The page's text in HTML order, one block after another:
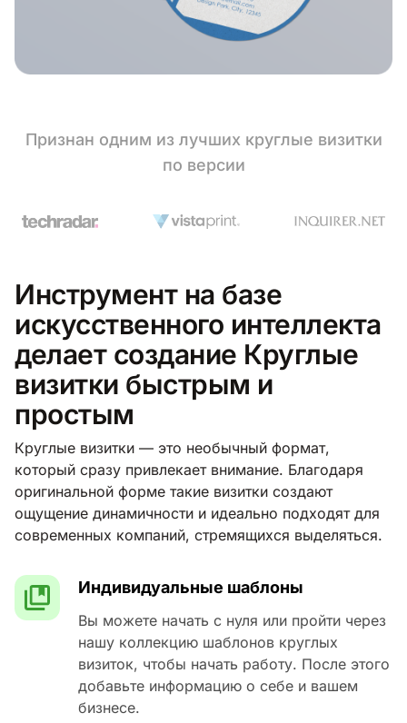
Признан одним из лучших круглые визитки
по версии
Инструмент на базе
искусственного интеллекта
делает создание Круглые
визитки быстрым и
простым
Круглые визитки — это необычный формат,
который сразу привлекает внимание. Благодаря
оригинальной форме такие визитки создают
ощущение динамичности и идеально подходят для
современных компаний, стремящихся выделяться.
Индивидуальные шаблоны
Вы можете начать с нуля или пройти через
нашу коллекцию шаблонов круглых
визиток, чтобы начать работу. После этого
добавьте информацию о себе и вашем
бизнесе.